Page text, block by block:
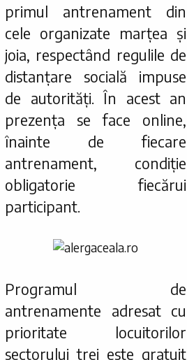
primul antrenament din
cele organizate marțea și
joia, respectând regulile de
distanțare socială impuse
de autorități. În acest an
prezența se face online,
înainte de fiecare
antrenament, condiție
obligatorie fiecărui
participant.
Programul de
antrenamente adresat cu
prioritate locuitorilor
sectorului trei este gratuit